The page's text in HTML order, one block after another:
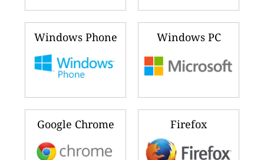
Windows Phone Windows PC
Google Chrome Firefox